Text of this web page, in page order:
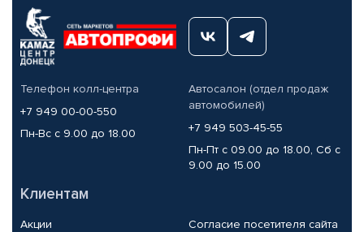
Телефон колл-центра
+7 949 00-00-550
Пн-Вс с 9.00 до 18.00
Автосалон (отдел продаж
автомобилей)
+7 949 503-45-55
Пн-Пт с 09.00 до 18.00, Сб с
9.00 до 15.00
Клиентам
Акции
Согласие посетителя сайта